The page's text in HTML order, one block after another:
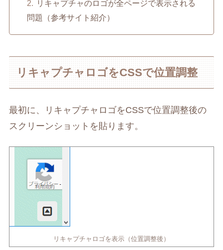
リキャプチャのロゴが全ページで表示される
問題（参考サイト紹介）
リキャプチャロゴをCSSで位置調整
最初に、リキャプチャロゴをCSSで位置調整後の
スクリーンショットを貼ります。
リキャプチャロゴを表示（位置調整後）